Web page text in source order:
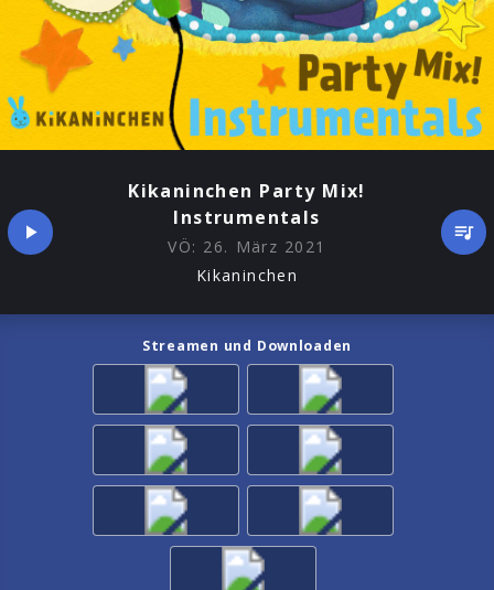
Kikaninchen Party Mix!
Instrumentals
VÖ: 26. März 2021
Kikaninchen
Streamen und Downloaden